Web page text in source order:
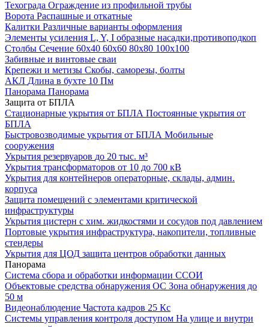
Техограда Ограждение из профильной трубы
Ворота Распашные и откатные
Калитки Различные варианты оформления
Элементы усиления L, Y, I образные насадки,противоподкоп
Столбы Сечение 60х40 60х60 80х80 100х100
Забивные и винтовые сваи
Крепежи и метизы Скобы, саморезы, болты
АКЛ Длина в бухте 10 Пм
Панорама Панорама
Защита от БПЛА
Стационарные укрытия от БПЛА Постоянные укрытия от
БПЛА
Быстровозводимые укрытия от БПЛА Мобильные
сооружения
Укрытия резервуаров до 20 тыс. м³
Укрытия трансформаторов от 10 до 700 кВ
Укрытия для контейнеров операторные, склады, админ.
корпуса
Защита помещений с элементами критической
инфраструктуры
Укрытия цистерн с хим. жидкостями и сосудов под давлением
Портовые укрытия инфраструктура, накопители, топливные
стендеры
Укрытия для ЦОД защита центров обработки данных
Панорама
Система сбора и обработки информации ССОИ
Объектовые средства обнаружения ОС Зона обнаружения до
50 м
Видеонаблюдение Частота кадров 25 Кс
Системы управления контроля доступом На улице и внутри